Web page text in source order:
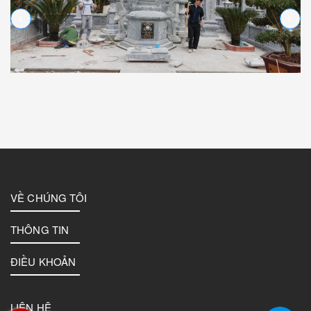
VỀ CHÚNG TÔI
THÔNG TIN
ĐIỀU KHOẢN
LIÊN HỆ